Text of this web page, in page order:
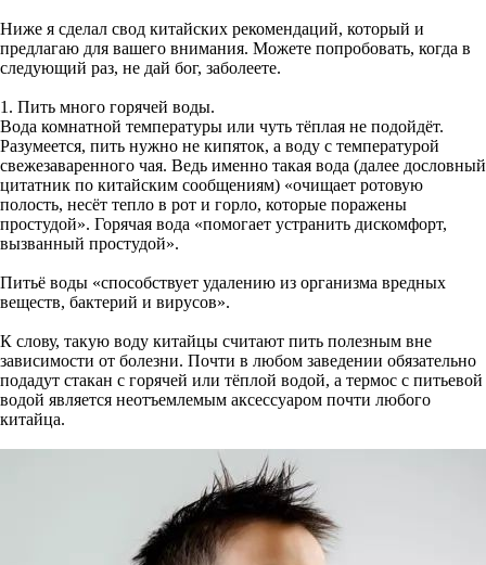
Ниже я сделал свод китайских рекомендаций, который и
предлагаю для вашего внимания. Можете попробовать, когда в
следующий раз, не дай бог, заболеете.
1. Пить много горячей воды.
Вода комнатной температуры или чуть тёплая не подойдёт.
Разумеется, пить нужно не кипяток, а воду с температурой
свежезаваренного чая. Ведь именно такая вода (далее дословный
цитатник по китайским сообщениям) «очищает ротовую
полость, несёт тепло в рот и горло, которые поражены
простудой». Горячая вода «помогает устранить дискомфорт,
вызванный простудой».
Питьё воды «способствует удалению из организма вредных
веществ, бактерий и вирусов».
К слову, такую воду китайцы считают пить полезным вне
зависимости от болезни. Почти в любом заведении обязательно
подадут стакан с горячей или тёплой водой, а термос с питьевой
водой является неотъемлемым аксессуаром почти любого
китайца.